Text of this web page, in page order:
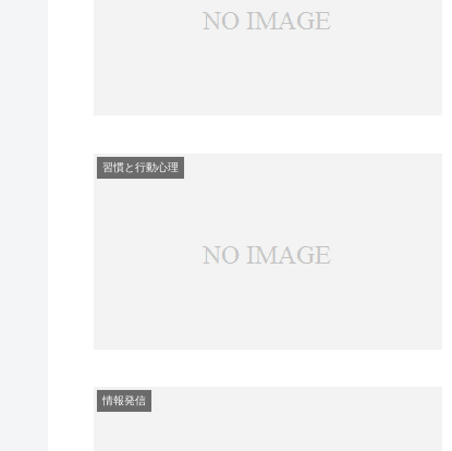
習慣と行動心理
情報発信